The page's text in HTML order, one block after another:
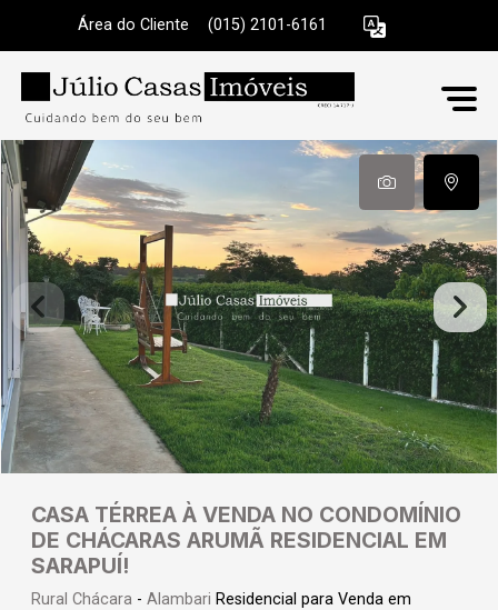
Área do Cliente (015) 2101-6161
CASA TÉRREA À VENDA NO CONDOMÍNIO
DE CHÁCARAS ARUMÃ RESIDENCIAL EM
SARAPUÍ!
Rural Chácara - Alambari Residencial para Venda em